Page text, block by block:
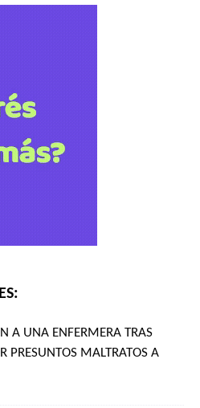
A UNA ENFERMERA TRAS
PRESUNTOS MALTRATOS A